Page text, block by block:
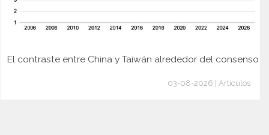
El contraste entre China y Taiwán alrededor del consenso
03-08-2026 | Artículos